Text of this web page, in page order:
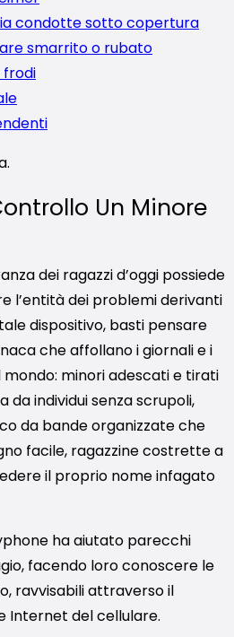
condotte sotto copertura
smarrito o rubato
frodi
Un Minore
dei ragazzi d’oggi possiede
l’entità dei problemi derivanti
dispositivo, basti pensare
che affollano i giornali e i
minori adescati e tirati
da individui senza scrupoli,
da bande organizzate che
facile, ragazzine costrette a
il proprio nome infagato
ha aiutato parecchi
facendo loro conoscere le
ravvisabili attraverso il
Internet del cellulare.